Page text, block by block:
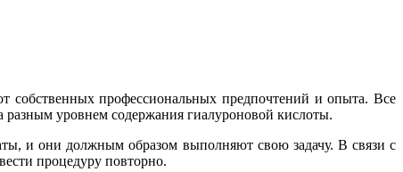
собственных профессиональных предпочтений и опыта. Все
уровнем содержания гиалуроновой кислоты.
и они должным образом выполняют свою задачу. В связи с
процедуру повторно.